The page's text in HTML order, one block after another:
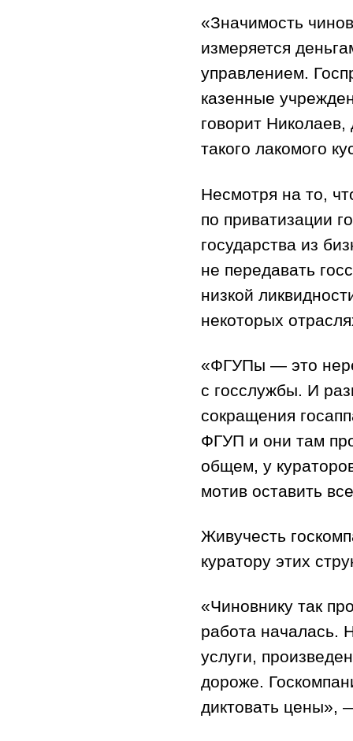
«Значимость
измеряется
управлением.
казенные
говорит Николаев,
такого лакомого
Несмотря на то,
по приватизации
государства из
не передавать
низкой
некоторых
«ФГУПы — это
с госслужбы. И
сокращения
ФГУП и они там
общем, у
мотив оставить
Живучесть
куратору этих
«Чиновнику так
работа началась.
услуги,
дороже.
диктовать цены»,